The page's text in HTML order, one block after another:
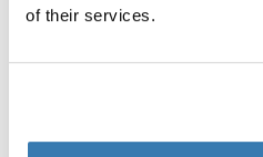
of their services.
contamos algunas de las